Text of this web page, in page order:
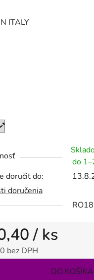
ITALY
do
doručiť do:
doručenia
/ ks
bez DPH
DO KOŠÍKA